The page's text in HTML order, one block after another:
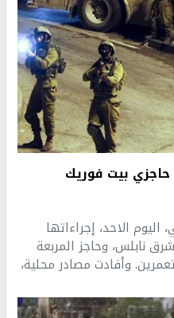
حاجزي بيت فوريك
الاحد، إجراءاتها
نابلس، وحاجز المربعة
وأفادت مصادر محلية،